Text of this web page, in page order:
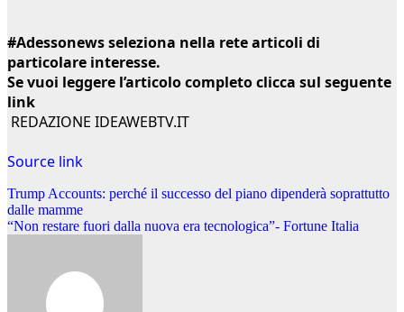
#Adessonews seleziona nella rete articoli di
particolare interesse.
Se vuoi leggere l’articolo completo clicca sul seguente
link
REDAZIONE IDEAWEBTV.IT
Source link
Navigazione
articoli
Trump Accounts: perché il successo del piano dipenderà soprattutto
dalle mamme
“Non restare fuori dalla nuova era tecnologica”- Fortune Italia